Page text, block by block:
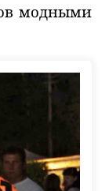
модными